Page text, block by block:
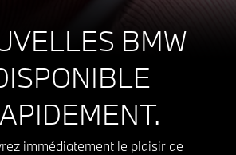
BMW
immédiatement le plaisir de